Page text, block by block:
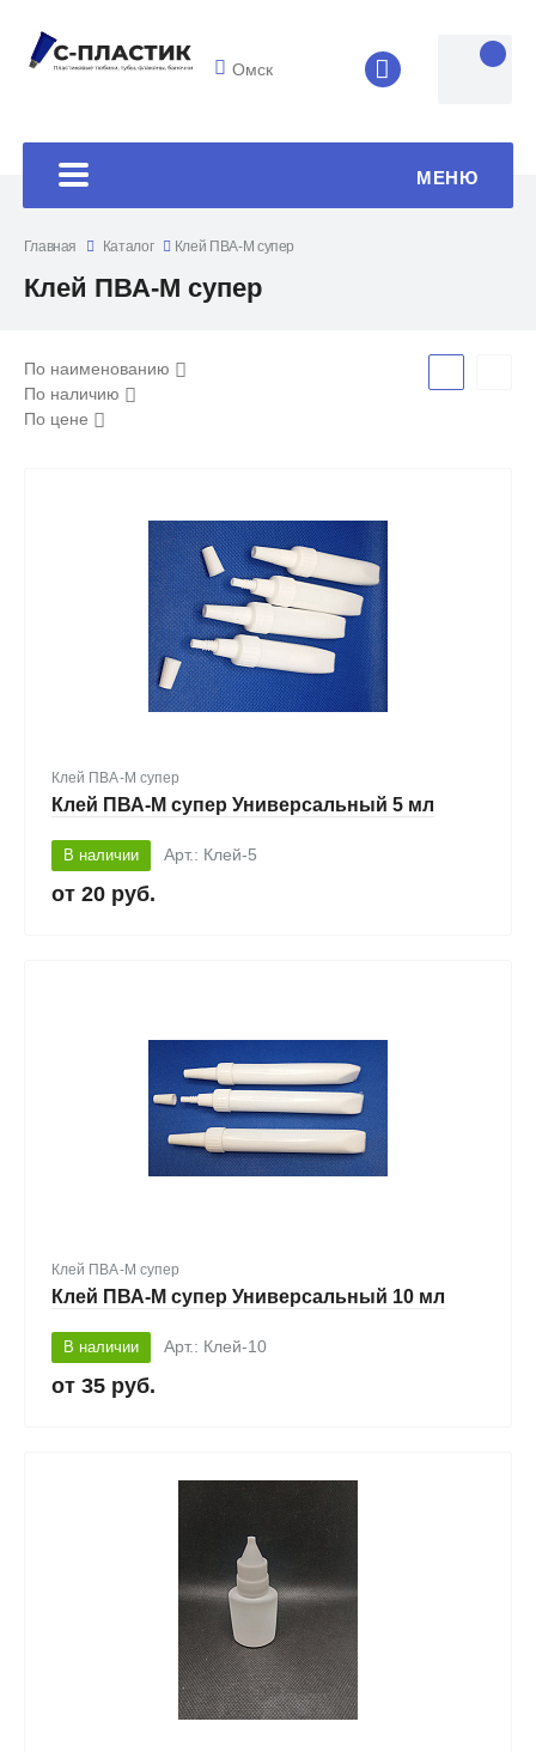
Омск 8 (4852) 33-
МЕНЮ
Главная Каталог Клей ПВА-М супер
Клей ПВА-М супер
По наименованию
По наличию
По цене
Клей ПВА-М супер
Клей ПВА-М супер Универсальный 5 мл
В наличии Арт.: Клей-5
20 руб.
Клей ПВА-М супер
Клей ПВА-М супер Универсальный 10 мл
В наличии Арт.: Клей-10
35 руб.